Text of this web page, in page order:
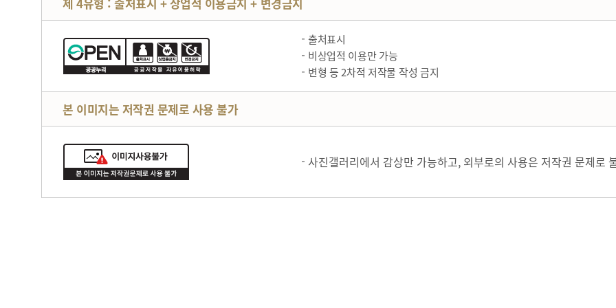
출처표시
비상업적 이용만 가능
변형 등 2차적 저작물 작성 금지
본 이미지는 저작권 문제로 사용 불가
사진갤러리에서 감상만 가능하고, 외부로의 사용은 저작권 문제로